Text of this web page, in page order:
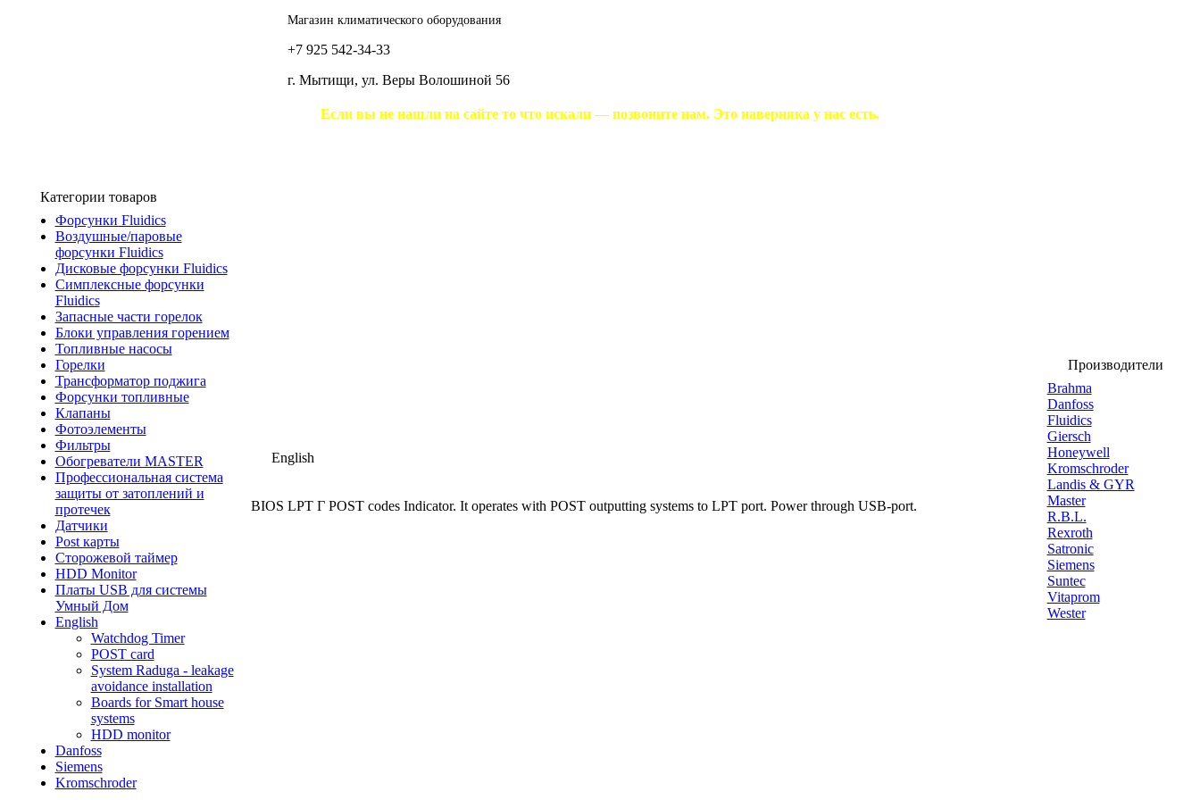
Магазин климатического оборудования
+7 925 542-34-33
г. Мытищи, ул. Веры Волошиной 56
Если вы не нашли на сайте то что искали — позвоните нам. Это наверняка у нас есть.
Категории товаров
Форсунки Fluidics
Воздушные/паровые
форсунки Fluidics
Дисковые форсунки Fluidics
Симплексные форсунки
Fluidics
Запасные части горелок
Блоки управления горением
Топливные насосы
Горелки
Трансформатор поджига
Форсунки топливные
Клапаны
Фотоэлементы
Фильтры
Обогреватели MASTER
Профессиональная система
защиты от затоплений и
протечек
Датчики
Post карты
Сторожевой таймер
HDD Monitor
Платы USB для системы
Умный Дом
English
Watchdog Timer
POST card
System Raduga - leakage
avoidance installation
Boards for Smart house
systems
HDD monitor
Danfoss
Siemens
Kromschroder
English
BIOS LPT Г POST codes Indicator. It operates with POST outputting systems to LPT port. Power through USB-port.
Производители
Brahma
Danfoss
Fluidics
Giersch
Honeywell
Kromschroder
Landis & GYR
Master
R.B.L.
Rexroth
Satronic
Siemens
Suntec
Vitaprom
Wester